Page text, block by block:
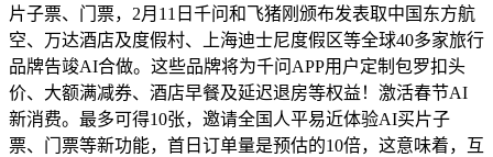
片子票、门票，2月11日千问和飞猪刚颁布发表取中国东方航
空、万达酒店及度假村、上海迪士尼度假区等全球40多家旅行
品牌告竣AI合做。这些品牌将为千问APP用户定制包罗扣头
价、大额满减券、酒店早餐及延迟退房等权益！激活春节AI
新消费。最多可得10张，邀请全国人平易近体验AI买片子
票、门票等新功能，首日订单量是预估的10倍，这意味着，互